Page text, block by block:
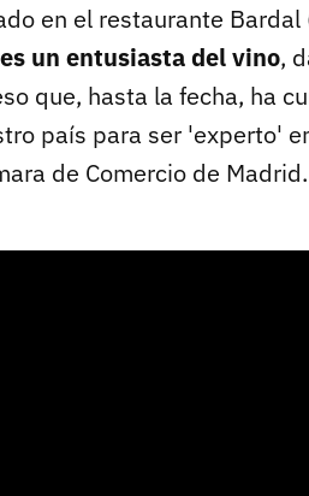
en el restaurante
un entusiasta del vino,
que, hasta la fecha, ha
país para ser 'experto'
de Comercio de Madrid.